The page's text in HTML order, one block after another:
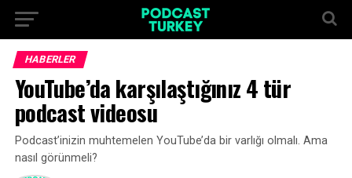
HABERLER
YouTube’da karşılaştığınız 4 tür
podcast videosu
Podcast’inizin muhtemelen YouTube’da bir varlığı olmalı. Ama
nasıl görünmeli?